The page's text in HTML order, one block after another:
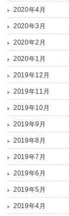
2020年4月
2020年3月
2020年2月
2020年1月
2019年12月
2019年11月
2019年10月
2019年9月
2019年8月
2019年7月
2019年6月
2019年5月
2019年4月